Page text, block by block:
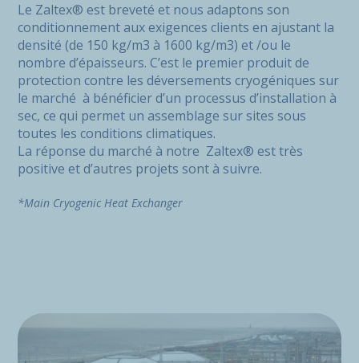
Le Zaltex® est breveté et nous adaptons son
conditionnement aux exigences clients en ajustant la
densité (de 150 kg/m3 à 1600 kg/m3) et /ou le
nombre d’épaisseurs. C’est le premier produit de
protection contre les déversements cryogéniques sur
le marché à bénéficier d’un processus d’installation à
sec, ce qui permet un assemblage sur sites sous
toutes les conditions climatiques.
La réponse du marché à notre Zaltex® est très
positive et d’autres projets sont à suivre.
*Main Cryogenic Heat Exchanger